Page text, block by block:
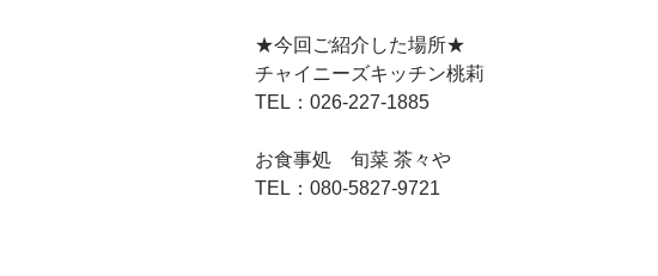
★今回ご紹介した場所★
チャイニーズキッチン桃莉
TEL：026-227-1885
お食事処 旬菜 茶々や
TEL：080-5827-9721